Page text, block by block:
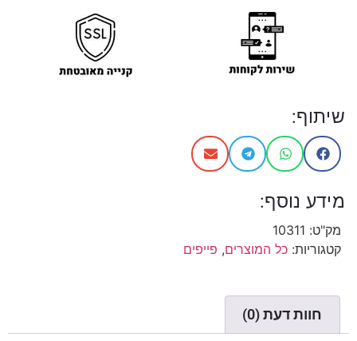
שיתוף:
מידע נוסף:
מק"ט: 10311
קטגוריות: כל המוצרים, פייפים
חוות דעת (0)